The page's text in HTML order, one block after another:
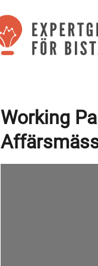
Working